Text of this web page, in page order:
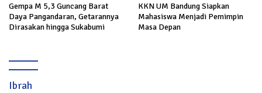
Gempa M 5,3 Guncang Barat
Daya Pangandaran, Getarannya
Dirasakan hingga Sukabumi
KKN UM Bandung Siapkan
Mahasiswa Menjadi Pemimpin
Masa Depan
Ibrah